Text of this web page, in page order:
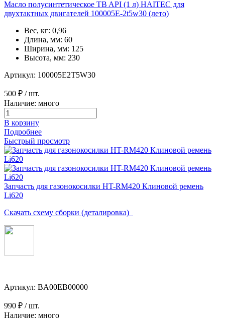
Масло полусинтетическое TB API (1 л) HAITEC для
двухтактных двигателей 100005E-2t5w30 (лето)
Вес, кг: 0,96
Длина, мм: 60
Ширина, мм: 125
Высота, мм: 230
Артикул: 100005E2T5W30
500 ₽ / шт.
Наличие: много
В корзину
Подробнее
Быстрый просмотр
Запчасть для газонокосилки HT-RM420 Клиновой ремень
Li620
Скачать схему сборки (деталировка)
Артикул: BA00EB00000
990 ₽ / шт.
Наличие: много